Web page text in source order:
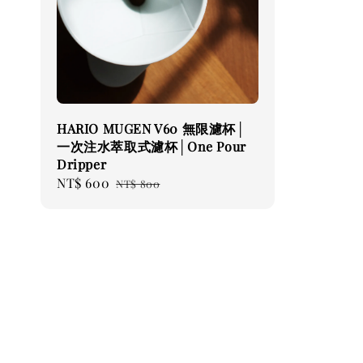
HARIO MUGEN V60 無限濾杯│
一次注水萃取式濾杯│One Pour
Dripper
Sale
NT$ 600 Regular
NT$ 800